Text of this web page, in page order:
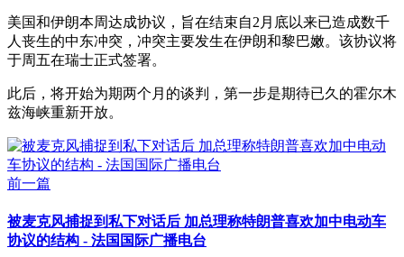
美国和伊朗本周达成协议，旨在结束自2月底以来已造成数千
人丧生的中东冲突，冲突主要发生在伊朗和黎巴嫩。该协议将
于周五在瑞士正式签署。
此后，将开始为期两个月的谈判，第一步是期待已久的霍尔木
兹海峡重新开放。
前一篇
被麦克风捕捉到私下对话后 加总理称特朗普喜欢加中电动车
协议的结构 - 法国国际广播电台